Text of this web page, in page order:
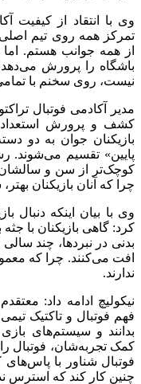
وی با انتقاد از کیفیت
تمرکز همه روی تیم
از همه جوانب هستم.
باشگاه را پرورش
نیست، روی سخنم با
مدیر آکادمی فوتبال
کشف و پرورش
بازیکنان جوان به دو
پایین» تقسیم می‌شوند.
کوچک‌تر از سن و سالشان
چرا که آنان بازیکنان
وی با بیان اینکه دنبال
کرد: گاهی بازیکنان با
بدنی در نبردها، چند
افت می‌کنند. چرا که
ندارند.
فهم فوتبال و تاکتیک
بدانند و سیستم‌های
کمک تجربه‌شان، فوتبال
فوتبال شناور با
چنین کار کند که استرس